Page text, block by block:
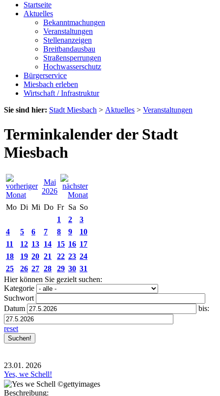
Startseite
Aktuelles
Bekanntmachungen
Veranstaltungen
Stellenanzeigen
Breitbandausbau
Straßensperrungen
Hochwasserschutz
Bürgerservice
Miesbach erleben
Wirtschaft / Infrastruktur
Sie sind hier: Stadt Miesbach > Aktuelles > Veranstaltungen
Terminkalender der Stadt
Miesbach
Mai
2026
Mo Di Mi Do Fr Sa So
1
2
3
4
5 6 7 8 9
10
11
12 13 14 15 16 17
18
19 20 21 22 23 24
25
26 27 28 29 30 31
Hier können Sie gezielt suchen:
Kategorie
Suchwort
Datum
bis:
reset
23.01. 2026
Yes, we Schell!
Beschreibung: